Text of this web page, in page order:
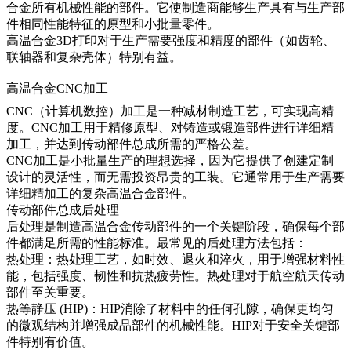
合金所有机械性能的部件。它使制造商能够生产具有与生产部
件相同性能特征的原型和小批量零件。
高温合金3D打印对于生产需要强度和精度的部件（如齿轮、
联轴器和复杂壳体）特别有益。
高温合金CNC加工
CNC（计算机数控）加工是一种减材制造工艺，可实现高精
度。CNC加工用于精修原型、对铸造或锻造部件进行详细精
加工，并达到传动部件总成所需的严格公差。
CNC加工是小批量生产的理想选择，因为它提供了创建定制
设计的灵活性，而无需投资昂贵的工装。它通常用于生产需要
详细精加工的复杂高温合金部件。
传动部件总成后处理
后处理是制造高温合金传动部件的一个关键阶段，确保每个部
件都满足所需的性能标准。最常见的后处理方法包括：
热处理 ： 热处理工艺，如时效、退火和淬火，用于增强材料性
能，包括强度、韧性和抗热疲劳性。 热处理对于航空航天传动
部件至关重要。
热等静压 (HIP) ： HIP消除了材料中的任何孔隙，确保更均匀
的微观结构并增强成品部件的机械性能。 HIP对于安全关键部
件特别有价值。